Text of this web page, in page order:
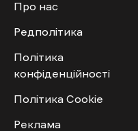
Про нас
Редполітика
Політика
конфіденційності
Політика Cookie
Реклама